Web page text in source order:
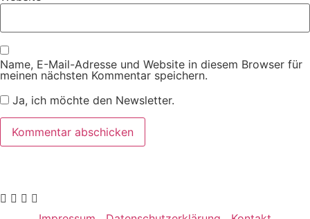
Name, E-Mail-Adresse und Website in diesem Browser für
meinen nächsten Kommentar speichern.
Ja, ich möchte den Newsletter.